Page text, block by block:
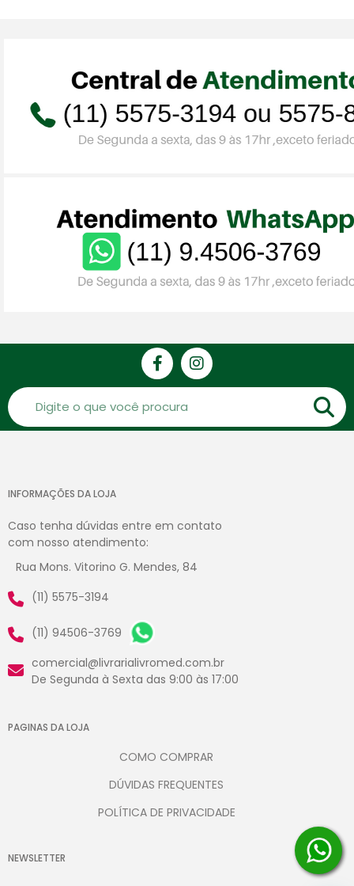
INFORMAÇÕES DA LOJA
Caso tenha dúvidas entre em contato
com nosso atendimento:
Rua Mons. Vitorino G. Mendes, 84
(11) 5575-3194
(11) 94506-3769
comercial@livrarialivromed.com.br
De Segunda à Sexta das 9:00 às 17:00
PAGINAS DA LOJA
COMO COMPRAR
DÚVIDAS FREQUENTES
POLÍTICA DE PRIVACIDADE
NEWSLETTER